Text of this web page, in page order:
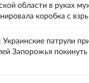
области в руках
коробка с
патрули
Запорожья покинуть